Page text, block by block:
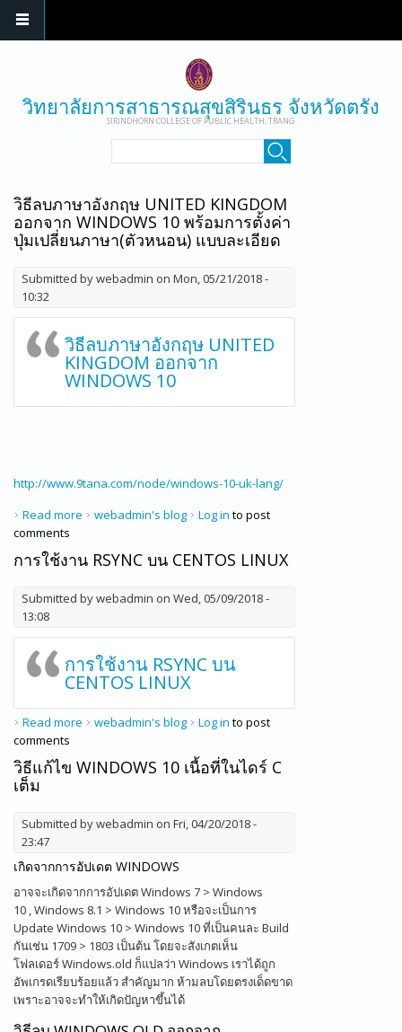
วิทยาลัยการสาธารณสุขสิรินธร จังหวัดตรัง
SIRINDHORN COLLEGE OF PUBLIC HEALTH, TRANG
วิธีลบภาษาอังกฤษ UNITED KINGDOM
ออกจาก WINDOWS 10 พร้อมการตั้งค่า
ปุ่มเปลี่ยนภาษา(ตัวหนอน) แบบละเอียด
Submitted bywebadmin on Mon, 05/21/2018 -
10:32
วิธีลบภาษาอังกฤษ UNITED
KINGDOM ออกจาก
WINDOWS 10
http://www.9tana.com/node/windows-10-uk-lang/
Read more about วิธีลบภาษาอังกฤษ United Kingdom ออกจาก Windows
webadmin's blog Log in to post
comments
การใช้งาน RSYNC บน CENTOS LINUX
Submitted bywebadmin on Wed, 05/09/2018 -
13:08
การใช้งาน RSYNC บน
CENTOS LINUX
Read more about การใช้งาน RSYNC บน CentOS Linux
webadmin's blog Log in to post
comments
วิธีแก้ไข WINDOWS 10 เนื้อที่ในไดร์ C
เต็ม
Submitted bywebadmin on Fri, 04/20/2018 -
23:47
เกิดจากการอัปเดต WINDOWS
อาจจะเกิดจากการอัปเดต Windows 7 > Windows
10 , Windows 8.1 > Windows 10 หรือจะเป็นการ
Update Windows 10 > Windows 10 ที่เป็นคนละ Build
กันเช่น 1709 > 1803 เป็นต้น โดยจะสังเกตเห็น
โฟลเดอร์ Windows.old ก็แปลว่า Windows เราได้ถูก
อัพเกรดเรียบร้อยแล้ว สำคัญมาก ห้ามลบโดยตรงเด็ดขาด
เพราะอาจจะทำให้เกิดปัญหาขึ้นได้